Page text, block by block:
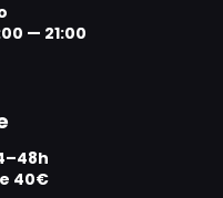
— 21:00
40€